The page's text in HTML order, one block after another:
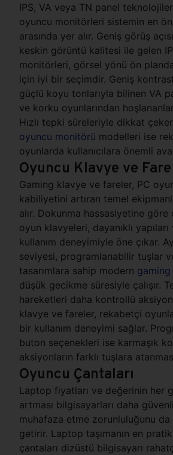
IPS, VA veya TN panel
oyuncu monitörleri sistemin en
arasında yer alır. Geniş görüş
keskin görüntü kalitesi ile gelen
monitörleri, görsel yönü ön
için iyi bir seçimdir. Geniş
güçlü koyu tonlarıyla bilinen VA
ve korku oyunlarından
Hızlı tepki süreleriyle dikkat
oyuncu monitörü modelleri ise
oyunlarda kullanıcılara önemli
Oyuncu Klavye ve
Gaming klavye ve fareler, PC
kabiliyetini artıran temel
alır. Dokunma hassasiyetine göre
oyun klavyeleri, dayanıklı yapıları
kullanım deneyimiyle öne çıkar.
seviyesi, programlanabilir tuşlar
tasarımlara sahip modern gaming
düşük gecikme süresiyle çalışır.
hareketleri daha kontrollü
klavye ve fareler, rekabetçi
bir kullanım deneyimi sağlar.
buton seçenekleri ise karmaşık
aksiyonların farklı tuşlara
Oyuncu Çantaları
Laptop fiyatları ve değerinin her
artması bilgisayarları daha
muhafaza etme zorunluluğunu
getirir. Laptop taşımanın en
çantaları dizüstü bilgisayarı